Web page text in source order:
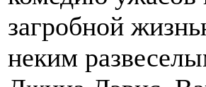
загробной
неким